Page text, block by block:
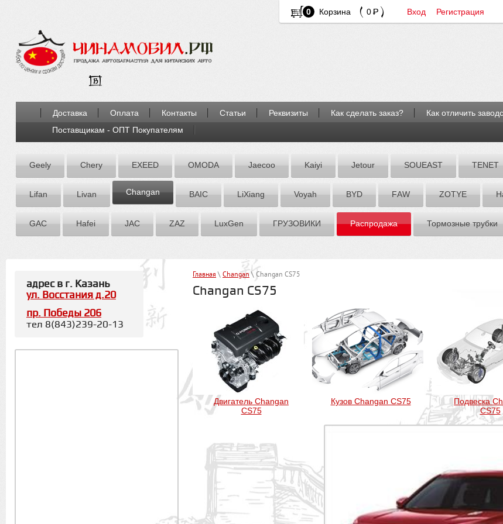
0 Корзина 0 Вход Регистрация
Доставка Оплата Контакты Статьи Реквизиты Как сделать заказ?
Как отличить
Поставщикам - ОПТ Покупателям
Geely Chery EXEED OMODA Jaecoo Kaiyi Jetour SOUEAST TENET
Lifan Livan Chаngаn BAIC LiXiang Voyah BYD FАW ZOTYE
GAC Hafei JAC ZАZ LuxGen ГРУЗОВИКИ Распродажа Тормозные трубки
Главная \ Chаngаn\ Changan CS75
Changan CS75
Двигатель Changan
CS75
Кузов Changan CS75
Подвеска
CS75
адрес в г. Казань
ул. Восстания д.20
пр. Победы 206
тел 8(843)239-20-13